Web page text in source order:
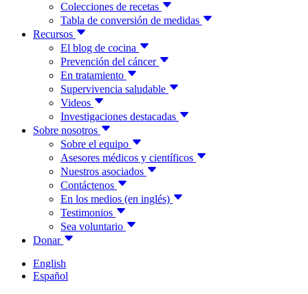
Colecciones de recetas
Tabla de conversión de medidas
Recursos
El blog de cocina
Prevención del cáncer
En tratamiento
Supervivencia saludable
Videos
Investigaciones destacadas
Sobre nosotros
Sobre el equipo
Asesores médicos y científicos
Nuestros asociados
Contáctenos
En los medios (en inglés)
Testimonios
Sea voluntario
Donar
English
Español